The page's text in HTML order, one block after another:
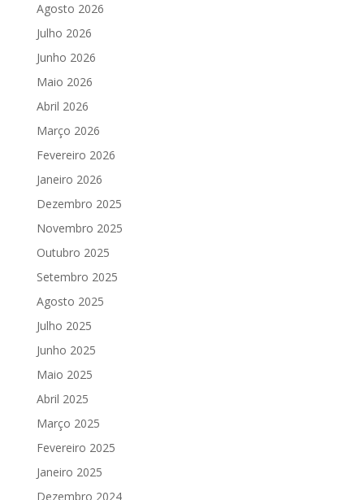
Agosto 2026
Julho 2026
Junho 2026
Maio 2026
Abril 2026
Março 2026
Fevereiro 2026
Janeiro 2026
Dezembro 2025
Novembro 2025
Outubro 2025
Setembro 2025
Agosto 2025
Julho 2025
Junho 2025
Maio 2025
Abril 2025
Março 2025
Fevereiro 2025
Janeiro 2025
Dezembro 2024